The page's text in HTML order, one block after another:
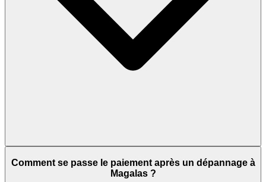
Comment se passe le paiement après un dépannage à
Magalas ?